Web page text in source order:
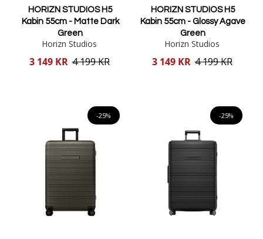
HORIZN STUDIOS H5
Kabin 55cm - Matte Dark
Green
Horizn Studios
Reducerat
3 149 KR 4 199 KR
HORIZN STUDIOS H5
Kabin 55cm - Glossy Agave
Green
Horizn Studios
Reducerat
3 149 KR 4 199 KR
-25% -25%